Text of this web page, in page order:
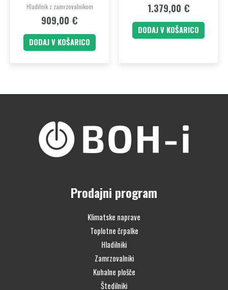
Hladilnik z zamrzovalnikom
909,00 €
DODAJ V KOŠARICO
1.379,00 €
DODAJ V KOŠARICO
Prodajni program
Klimatske naprave
Toplotne črpalke
Hladilniki
Zamrzovalniki
Kuhalne plošče
Štedilniki